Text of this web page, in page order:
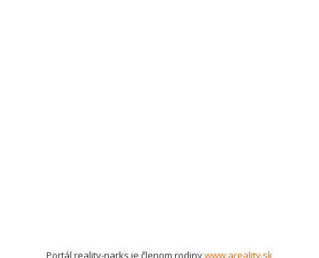
Portál reality-narks je členom rodinywww.areality.sk